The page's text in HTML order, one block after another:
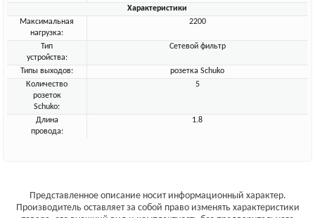
Характеристики
Максимальная
нагрузка:
2200
Тип
устройства:
Сетевой фильтр
Типы выходов:
розетка Schuko
Количество
розеток
Schuko:
5
Длина
провода:
1.8
Представленное описание носит информационный характер.
Производитель оставляет за собой право изменять характеристики